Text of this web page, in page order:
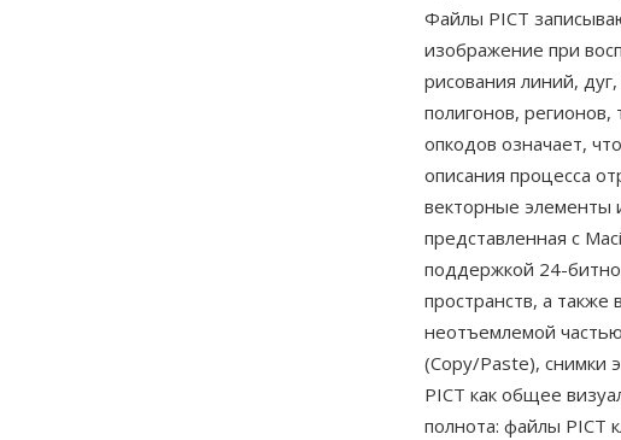
Файлы PICT
изображение при
рисования линий,
полигонов, регионов,
опкодов означает,
описания процесса
векторные элементы
представленная с
поддержкой 24-
пространств, а также
неотъемлемой
(Copy/Paste), снимки
PICT как общее
полнота: файлы PICT